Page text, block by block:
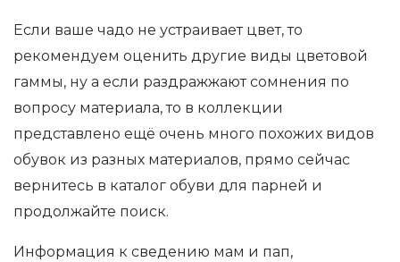
Если ваше чадо не устраивает цвет, то
рекомендуем оценить другие виды цветовой
гаммы, ну а если раздражжают сомнения по
вопросу материала, то в коллекции
представлено ещё очень много похожих видов
обувок из разных материалов, прямо сейчас
вернитесь в каталог обуви для парней и
продолжайте поиск.
Информация к сведению мам и пап,